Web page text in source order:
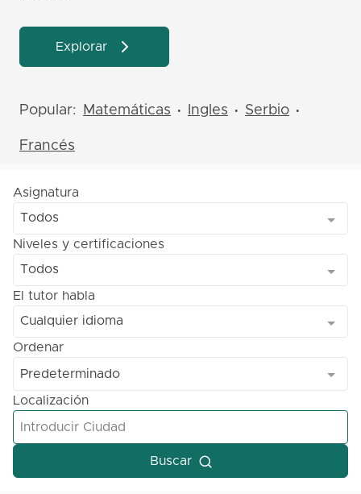
Explorar
Popular: Matemáticas • Ingles • Serbio •
Francés
Asignatura
Todos
Niveles y certificaciones
Todos
El tutor habla
Cualquier idioma
Ordenar
Predeterminado
Localización
Buscar